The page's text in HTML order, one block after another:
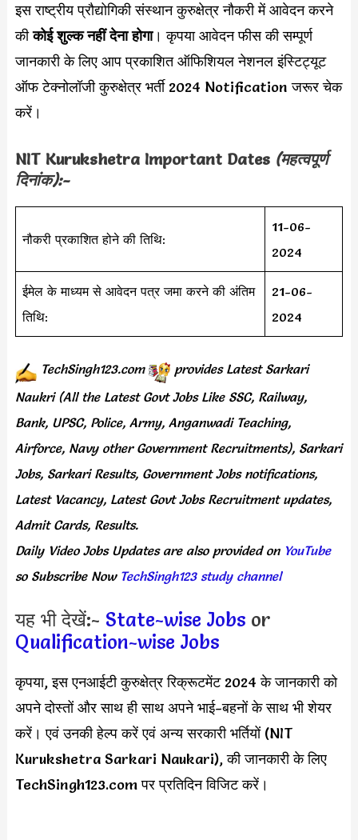
इस राष्ट्रीय प्रौद्योगिकी संस्थान कुरुक्षेत्र नौकरी में आवेदन करने
कीकोई शुल्क नहीं देना होगा। कृपया आवेदन फीस की सम्पूर्ण
जानकारी के लिए आप प्रकाशित ऑफिशियल नेशनल इंस्टिट्यूट
ऑफ टेक्नोलॉजी कुरुक्षेत्र भर्ती 2024 Notification जरूर चेक
करें।
NIT Kurukshetra Important Dates (महत्वपूर्ण
दिनांक):-
नौकरी प्रकाशित होने की तिथि:
11-06-
2024
ईमेल के माध्यम से आवेदन पत्र जमा करने की अंतिम
तिथि:
21-06-
2024
TechSingh123.com provides Latest Sarkari
Naukri (All the Latest Govt Jobs Like SSC, Railway,
Bank, UPSC, Police, Army, Anganwadi Teaching,
Airforce, Navy other Government Recruitments), Sarkari
Jobs, Sarkari Results, Government Jobs notifications,
Latest Vacancy, Latest Govt Jobs Recruitment updates,
Admit Cards, Results.
Daily Video Jobs Updates are also provided onYouTube
so Subscribe Now TechSingh123 study channel
यह भी देखें:- State-wise Jobs or
Qualification-wise Jobs
कृपया, इस एनआईटी कुरुक्षेत्र रिक्रूटमेंट 2024 के जानकारी को
अपने दोस्तों और साथ ही साथ अपने भाई-बहनों के साथ भी शेयर
करें। एवं उनकी हेल्प करें एवं अन्य सरकारी भर्तियों (NIT
Kurukshetra Sarkari Naukari), की जानकारी के लिए
TechSingh123.com पर प्रतिदिन विजिट करें।